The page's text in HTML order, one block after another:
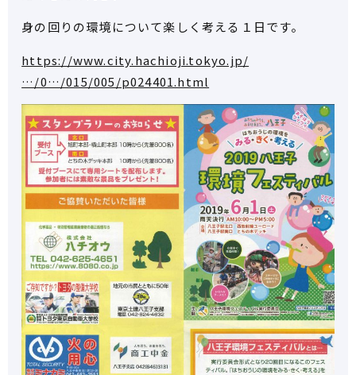
身の回りの環境について楽しく考える１日です。
https://www.city.hachioji.tokyo.jp/
…/0…/015/005/p024401.html